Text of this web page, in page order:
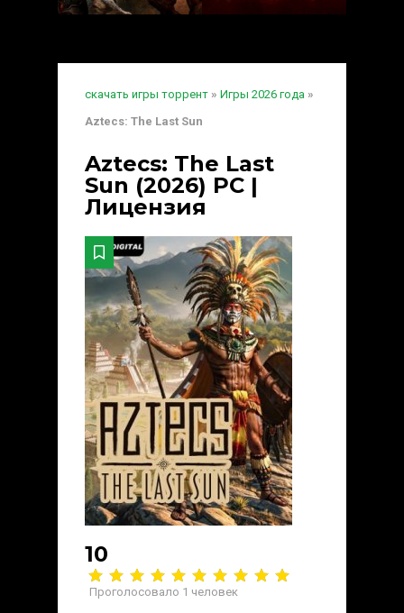
скачать игры торрент » Игры 2026 года »
Aztecs: The Last Sun
Aztecs: The Last
Sun (2026) PC |
Лицензия
10
Проголосовало 1 человек